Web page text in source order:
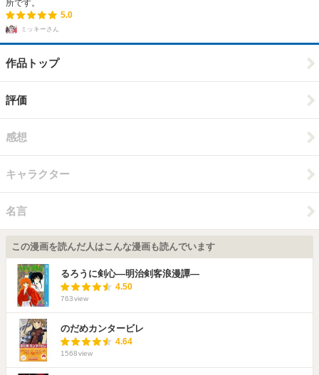
所です。
5.0
ミッキーさん
作品トップ
評価
感想
キャラクター
名言
この漫画を読んだ人はこんな漫画も読んでいます
るろうに剣心―明治剣客浪漫譚―
4.50
763view
のだめカンタービレ
4.64
1568view